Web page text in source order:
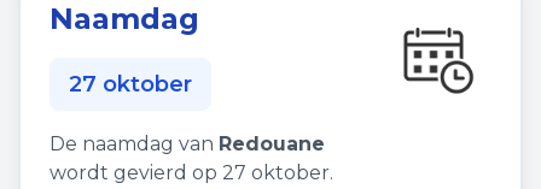
Naamdag
27 oktober
De naamdag van Redouane
wordt gevierd op 27 oktober.